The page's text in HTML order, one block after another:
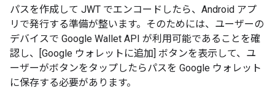
パスを作成して JWT でエンコードしたら、Android アプ
リで発行する準備が整います。そのためには、ユーザーの
デバイスで Google Wallet API が利用可能であることを確
認し、[Google ウォレットに追加] ボタンを表示して、ユ
ーザーがボタンをタップしたらパスを Google ウォレット
に保存する必要があります。